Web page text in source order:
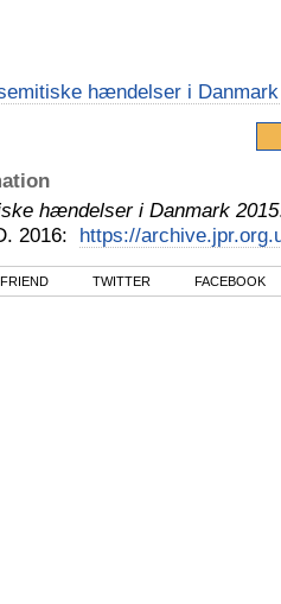
hændelser i
hændelser i Danmark 2015
. 2016: https://
TWITTER FACEBOOK